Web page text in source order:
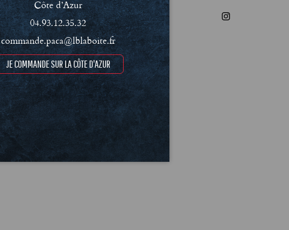
Côte d’Azur
04.93.12.35.32
commande.paca@lblaboite.fr
JE COMMANDE SUR LA CÔTE D'AZUR